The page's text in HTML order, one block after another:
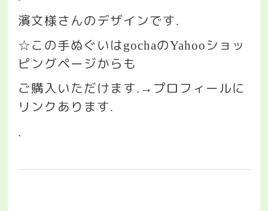
濱文様さんのデザインです.
☆この手ぬぐいはgochaのYahoo ショッ
ピングページからも
ご購入いただけます.→ プロフィールに
リンクあります.
.